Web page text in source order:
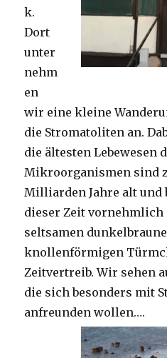
k.
Dort
unter
nehm
en
wir eine kleine
die Stromatoliten an.
die ältesten Lebewesen
Mikroorganismen sind
Milliarden Jahre alt und
dieser Zeit vornehmlich
seltsamen
knollenförmigen
Zeitvertreib. Wir sehen
die sich besonders mit
anfreunden wollen….